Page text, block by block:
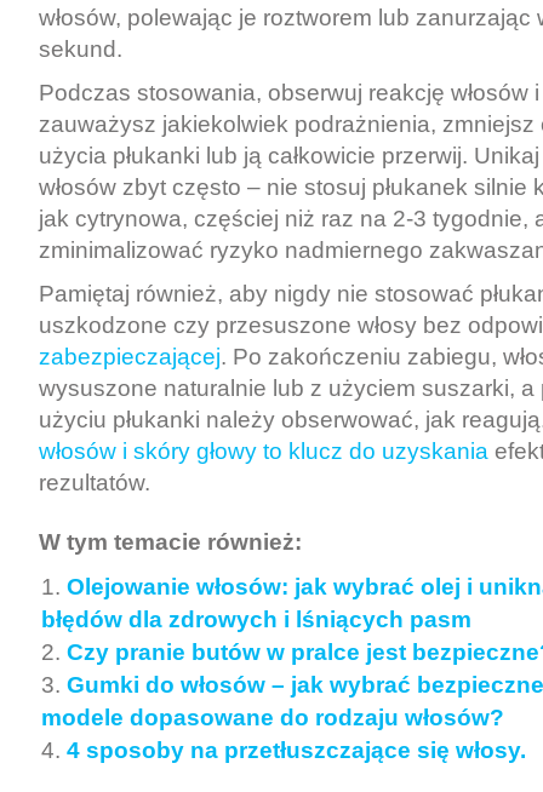
włosów, polewając je roztworem lub zanurzając
sekund.
Podczas stosowania, obserwuj reakcję włosów
zauważysz jakiekolwiek podrażnienia, zmniejsz
użycia płukanki lub ją całkowicie przerwij.
włosów zbyt często – nie stosuj płukanek silnie
jak cytrynowa, częściej niż raz na 2-3 tygodnie,
zminimalizować ryzyko nadmiernego
Pamiętaj również, aby nigdy nie stosować
uszkodzone czy przesuszone włosy bez
zabezpieczającej. Po zakończeniu zabiegu,
wysuszone naturalnie lub z użyciem suszarki,
użyciu płukanki należy obserwować, jak
włosów i skóry głowy to klucz do uzyskania
rezultatów.
W tym temacie również:
Olejowanie włosów: jak wybrać olej i
błędów dla zdrowych i lśniących pasm
Czy pranie butów w pralce jest
Gumki do włosów – jak wybrać
modele dopasowane do rodzaju włosów?
4 sposoby na przetłuszczające się włosy.